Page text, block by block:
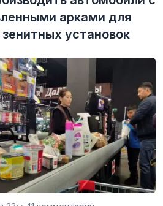
арками для
установок